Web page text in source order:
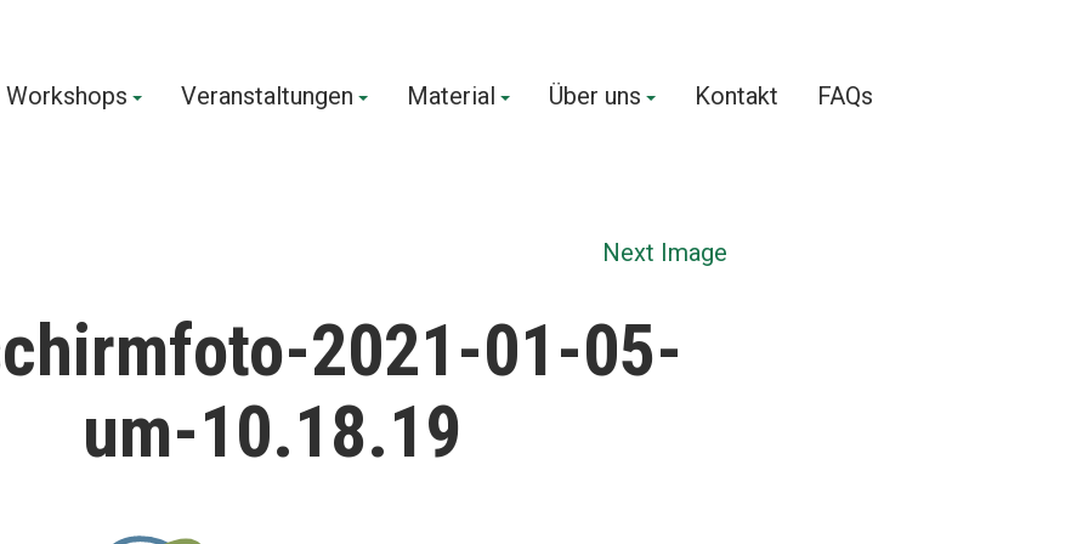
Workshops Veranstaltungen Material Über uns Kontakt FAQs
Next Image
2021-01-05-
um-10.18.19